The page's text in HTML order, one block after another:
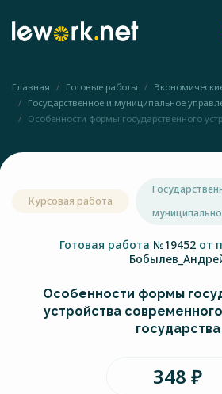
Главная Готовые работы
Государственное и муниципальное
Особенности формы государственного
Курсовая работа
Готовая работа №19452 от
Особенности формы
устройства
государства
348 ₽